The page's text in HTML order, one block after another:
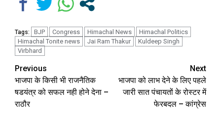
Tags: BJP Congress Himachal News
Himachal Politics
Himachal Tonite news
Jai Ram Thakur
Kuldeep Singh
Virbhard
Continue
Reading
Previous
भाजपा के किसी भी राजनैतिक
षडयंत्र को सफल नही होने देना –
राठौर
Next
भाजपा को लाभ देने के लिए पहले
जारी सात पंचायतों के रोस्टर में
फेरबदल – कांग्रेस